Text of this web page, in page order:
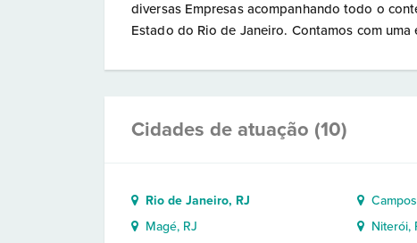
diversas Empresas acompanhando todo o
Estado do Rio de Janeiro. Contamos com
Cidades de atuação (10)
Rio de Janeiro, RJ
Magé, RJ
Niterói,